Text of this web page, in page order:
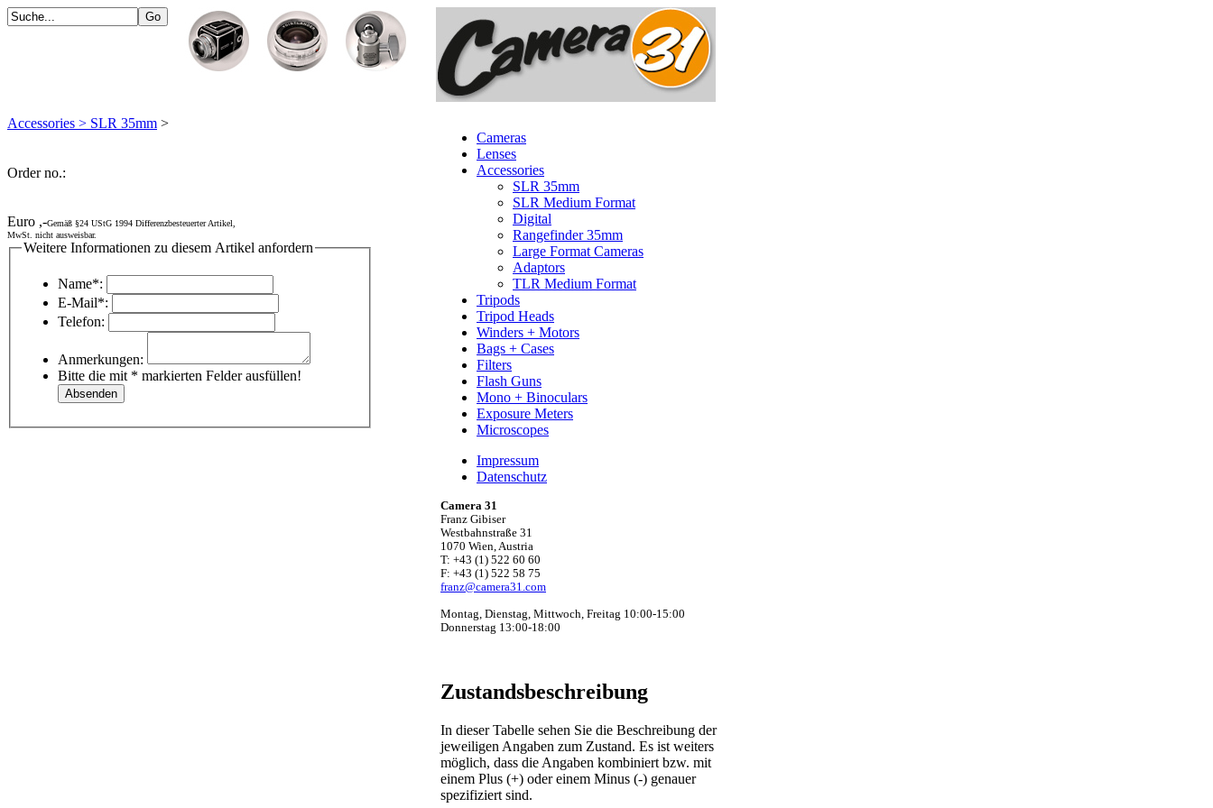
Accessories > SLR 35mm >
Order no.:
Euro ,-Gemäß §24 UStG 1994 Differenzbesteuerter Artikel,
MwSt. nicht ausweisbar.
Weitere Informationen zu diesem Artikel anfordern
Name*:
E-Mail*:
Telefon:
Anmerkungen:
Bitte die mit * markierten Felder ausfüllen!
Cameras
Lenses
Accessories
SLR 35mm
SLR Medium Format
Digital
Rangefinder 35mm
Large Format Cameras
Adaptors
TLR Medium Format
Tripods
Tripod Heads
Winders + Motors
Bags + Cases
Filters
Flash Guns
Mono + Binoculars
Exposure Meters
Microscopes
Impressum
Datenschutz
Camera 31
Franz Gibiser
Westbahnstraße 31
1070 Wien, Austria
T: +43 (1) 522 60 60
F: +43 (1) 522 58 75
franz@camera31.com
Montag, Dienstag, Mittwoch, Freitag 10:00-15:00
Donnerstag 13:00-18:00
Zustandsbeschreibung
In dieser Tabelle sehen Sie die Beschreibung der
jeweiligen Angaben zum Zustand. Es ist weiters
möglich, dass die Angaben kombiniert bzw. mit
einem Plus (+) oder einem Minus (-) genauer
spezifiziert sind.